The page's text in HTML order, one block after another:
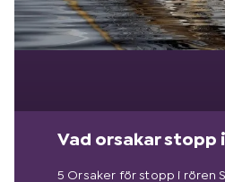
Vad orsakar stopp
5 Orsaker för stopp i rören